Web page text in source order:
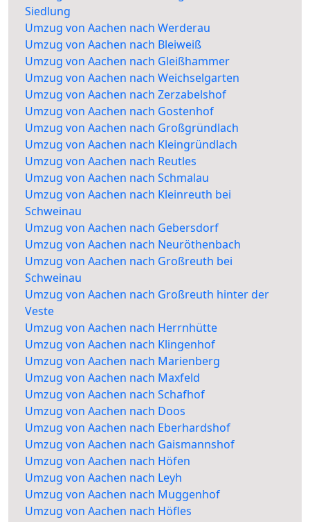
Siedlung
Umzug von Aachen nach Werderau
Umzug von Aachen nach Bleiweiß
Umzug von Aachen nach Gleißhammer
Umzug von Aachen nach Weichselgarten
Umzug von Aachen nach Zerzabelshof
Umzug von Aachen nach Gostenhof
Umzug von Aachen nach Großgründlach
Umzug von Aachen nach Kleingründlach
Umzug von Aachen nach Reutles
Umzug von Aachen nach Schmalau
Umzug von Aachen nach Kleinreuth bei
Schweinau
Umzug von Aachen nach Gebersdorf
Umzug von Aachen nach Neuröthenbach
Umzug von Aachen nach Großreuth bei
Schweinau
Umzug von Aachen nach Großreuth hinter der
Veste
Umzug von Aachen nach Herrnhütte
Umzug von Aachen nach Klingenhof
Umzug von Aachen nach Marienberg
Umzug von Aachen nach Maxfeld
Umzug von Aachen nach Schafhof
Umzug von Aachen nach Doos
Umzug von Aachen nach Eberhardshof
Umzug von Aachen nach Gaismannshof
Umzug von Aachen nach Höfen
Umzug von Aachen nach Leyh
Umzug von Aachen nach Muggenhof
Umzug von Aachen nach Höfles